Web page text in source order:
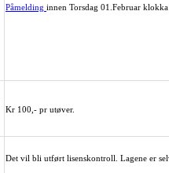
Påmelding innen Torsdag 01.Februar
Kr 100,- pr utøver.
Det vil bli utført lisenskontroll. Lagene er